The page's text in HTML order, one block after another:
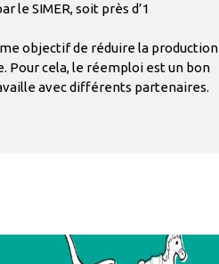
le SIMER, soit près d’1
objectif de réduire la production
Pour cela, le réemploi est un bon
avec différents partenaires.